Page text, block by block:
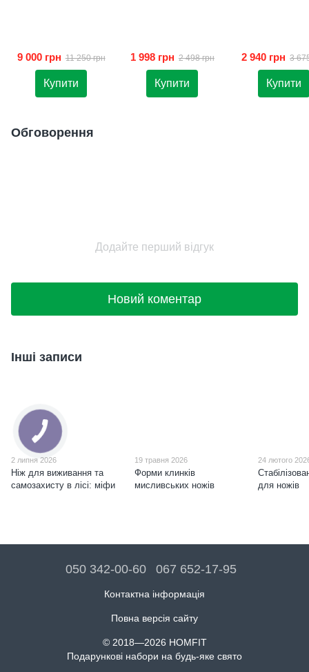
9 000 грн 11 250 грн
Купити
1 998 грн 2 498 грн
Купити
2 940 грн 3
Купити
Обговорення
Додайте перший відгук
Новий коментар
Інші записи
2 липня 2026
Ніж для виживання та
самозахисту в лісі: міфи
19 травня 2026
Форми клинків
мисливських ножів
24 лютого
для ножів
050 342-00-60 067 652-17-95
Контактна інформація
Повна версія сайту
© 2018—2026 HOMFIT
Подарункові набори на будь-яке свято